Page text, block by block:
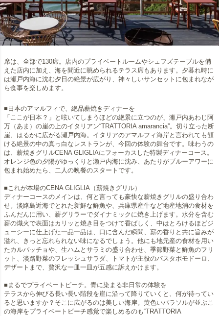
席は、全部で130席。店内のプライベートルームやシェフズテーブルを備
えた店内に加え、海を間近に眺められるテラス席もあります。夕暮れ時に
は瀬戸内海に沈む夕日の絶景が広がり、神々しいサンセットに包まれなが
ら食事を楽しめます。
■日本のアマルフィで、絶品薪焼きディナーを
「ここが日本？」と呟いてしまうほどの絶景に立つのが、瀬戸内あわじ阿
万（あま）の崖の上のイタリアン“TRATTORIA amarancia”。切り立った断
崖、はるかに広がる瀬戸内海。イタリアのアマルフィ海岸と言われても頷
ける絶景の中の真っ白なレストランが、今回の体験の舞台です。味わうの
は、薪焼きグリルCENA GLIGLIAにフォーカスした特製ディナーコース。
オレンジ色の夕陽がゆっくりと瀬戸内海に沈み、あたりがブルーアワーに
包まれ始めたら、二人の晩餐のスタートです。
■これが本場のCENA GLIGLIA（薪焼きグリル）
ディナーコースのメインは、何と言っても豪快な薪焼きグリルの盛り合わ
せ。淡路島近海でとれた新鮮な鮮魚や、兵庫県産牛など地産地消の食材を
ふんだんに用い、薪グリラーでダイナミックに焼き上げます。水分を含む
薪の熾火で表面はカリッと焼き目をつけて香ばしく、中はとろけるほどジ
ューシーに仕上げた一品一品は、口に含んだ瞬間、薪の香りと共に旨みが
溢れ、きっと忘れられない味になるでしょう。他にも地元産の食材を用い
たカルパッチョや、生ハムとサラミの盛り合わせ、季節野菜と鮮魚のフリ
ット、淡路野菜のフレッシュサラダ、トマトが主役のパスタポモドーロ、
デザートまで、贅沢な一皿一皿が五感に訴えかけます。
■まるでプライベートビーチ。青に染まる非日常の体験を
テラスから伸びる長い長い階段を崖に沿って降りていくと、何が待ってい
ると思いますか？そこに広がるのは美しい海岸。黄色いパラソルが並ぶこ
の海岸をプライベートビーチ感覚で楽しめるのも“TRATTORIA